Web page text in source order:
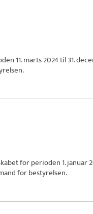
11. marts 2024 til 31.
for perioden 1. januar
for bestyrelsen.